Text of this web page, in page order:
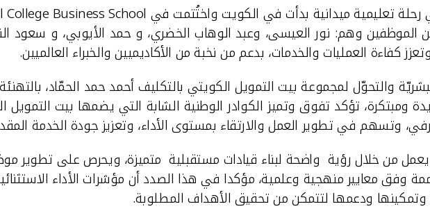
رحلة تعليمية ميدانية بدأت في الكويت واختُتمت في Business School
الخضري، و حمد الأيوبي، و سعود
كفاءة العمليات والخدمات، بدعم من نخبة من الأكاديميين والخبراء العالميين.
والتحوّل لمجموعة بيت التمويل الكويتي بالتكليف أحمد حمد الحمّاد،
ومبتكرة، تؤكد تفوق وتميز الكوادر الوطنية الشابة التي يضمها بيت
وتسهم في تطوير العمل والارتقاء بمستوى الأداء، وتعزيز جودة الخدمة
يعمل من خلال رؤية واضحة لبناء قيادات مستقبلية متميزة، ويحرص على
وفق معايير منهجية وعلمية، مؤكدا في هذا الصدد أن مؤشرات الأداء
وتمكينها ودعمها لتتمكن من تحقيق الأهداف المطلوبة.